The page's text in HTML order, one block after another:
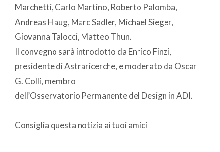
Marchetti, Carlo Martino, Roberto Palomba,
Andreas Haug, Marc Sadler, Michael Sieger,
Giovanna Talocci, Matteo Thun.
Il convegno sarà introdotto da Enrico Finzi,
presidente di Astraricerche, e moderato da Oscar
G. Colli, membro
dell’Osservatorio Permanente del Design in ADI.
Consiglia questa notizia ai tuoi amici